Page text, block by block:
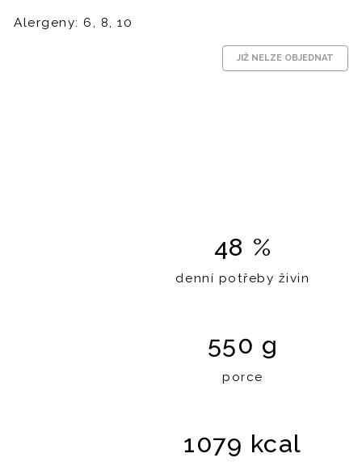
Alergeny: 6, 8, 10
JIŽ NELZE OBJEDNAT
48 %
denní potřeby živin
550 g
porce
1079 kcal